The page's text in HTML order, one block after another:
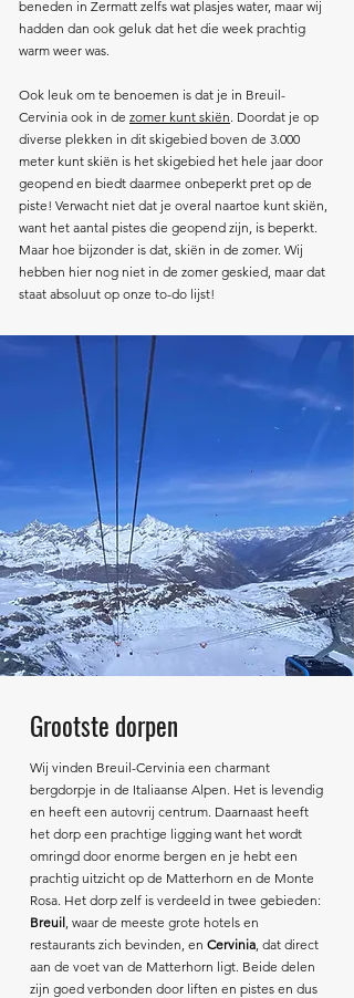
beneden in Zermatt zelfs wat plasjes water, maar wij
hadden dan ook geluk dat het die week prachtig
warm weer was.
Ook leuk om te benoemen is dat je in Breuil-
Cervinia ook in de zomer kunt skiën. Doordat je op
diverse plekken in dit skigebied boven de 3.000
meter kunt skiën is het skigebied het hele jaar door
geopend en biedt daarmee onbeperkt pret op de
piste! Verwacht niet dat je overal naartoe kunt skiën,
want het aantal pistes die geopend zijn, is beperkt.
Maar hoe bijzonder is dat, skiën in de zomer. Wij
hebben hier nog niet in de zomer geskied, maar dat
staat absoluut op onze to-do lijst!
Grootste dorpen
Wij vinden Breuil-Cervinia een charmant
bergdorpje in de Italiaanse Alpen. Het is levendig
en heeft een autovrij centrum. Daarnaast heeft
het dorp een prachtige ligging want het wordt
omringd door enorme bergen en je hebt een
prachtig uitzicht op de Matterhorn en de Monte
Rosa. Het dorp zelf is verdeeld in twee gebieden:
Breuil, waar de meeste grote hotels en
restaurants zich bevinden, en Cervinia, dat direct
aan de voet van de Matterhorn ligt. Beide delen
zijn goed verbonden door liften en pistes en dus